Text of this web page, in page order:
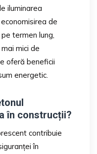
iluminarea
de
termen lung,
mici de
oferă beneficii
energetic.
în construcții?
contribuie
în